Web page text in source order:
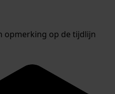
opmerking op de tijdlijn